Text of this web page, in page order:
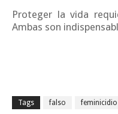
Proteger la vida
Ambas son
Tags falso feminicidio